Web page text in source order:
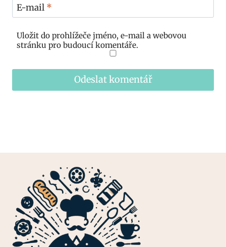
E-mail *
Uložit do prohlížeče jméno, e-mail a webovou
stránku pro budoucí komentáře.